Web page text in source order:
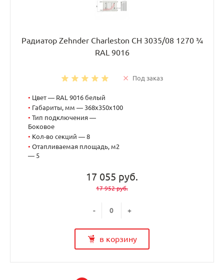
Радиатор Zehnder Charleston CH 3035/08 1270 ¾
RAL 9016
Под заказ
• Цвет — RAL 9016 белый
• Габариты, мм — 368x350x100
• Тип подключения —
Боковое
• Кол-во секций — 8
• Отапливаемая площадь, м2
— 5
17 055 руб.
17 952 руб.
- +
в корзину